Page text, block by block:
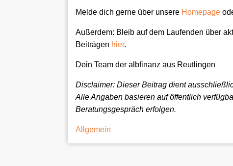
Melde dich gerne über unsere Homepage
Außerdem: Bleib auf dem Laufenden über
Beiträgen hier.
Dein Team der albfinanz aus Reutlingen
Disclaimer: Dieser Beitrag dient
Alle Angaben basieren auf öffentlich
Beratungsgespräch erfolgen.
Categories
Allgemein